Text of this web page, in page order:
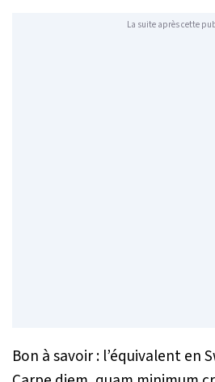
La suite après cette
Bon à savoir : l’équivalent en